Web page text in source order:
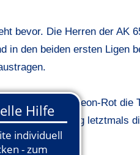
bevor. Die Herren der AK
in den beiden ersten Ligen
der GC St. Leon-Rot die
im GC Freiburg letztmals